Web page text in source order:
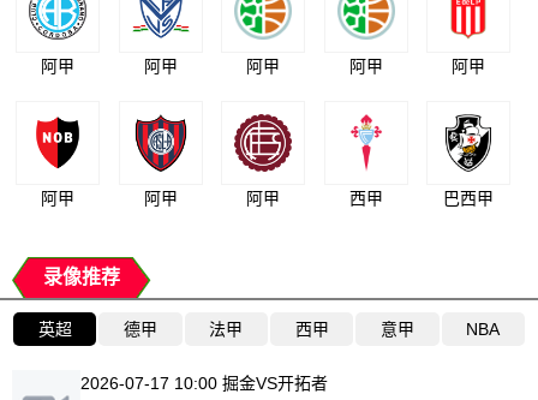
阿甲 阿甲 阿甲 阿甲 阿甲
阿甲 阿甲 阿甲 西甲 巴西甲
录像推荐
英超 德甲 法甲 西甲 意甲 NBA
2026-07-17 10:00 掘金VS开拓者